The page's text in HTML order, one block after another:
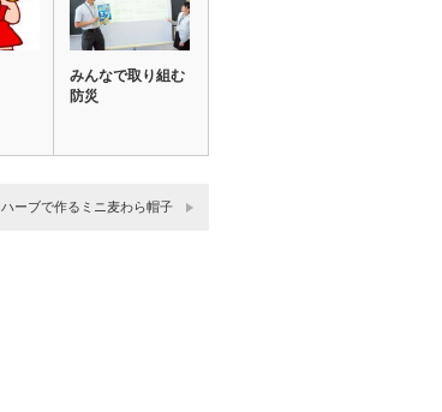
みんなで取り組む
防災
ハーブで作るミニ麦わら帽子